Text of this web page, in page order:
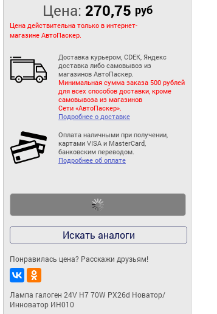
Цена: 270,75 руб
Цена действительна только в интернет-
магазине АвтоПаскер.
Доставка курьером, CDEK, Яндекс
доставка либо самовывоз из
магазинов АвтоПаскер.
Минимальная сумма заказа 500 рублей
для всех способов доставки, кроме
самовывоза из магазинов
Сети «АвтоПаскер».
Подробнее о доставке
Оплата наличными при получении,
картами VISA и MasterCard,
банковским переводом.
Подробнее об оплате
Искать аналоги
Понравилась цена? Расскажи друзьям!
Лампа галоген 24V H7 70W PX26d Новатор/
Инноватор ИН010